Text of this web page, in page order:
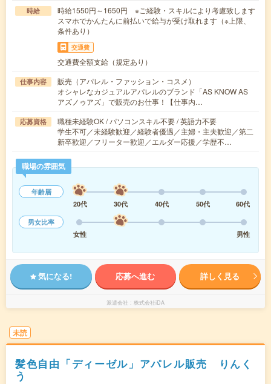
時給
時給1550円～1650円 ※ご経験・スキルにより考慮致します
スマホでかんたんに前払いで給与が受け取れます（※上限、
条件あり）
交通費
交通費全額支給（規定あり）
仕事内容
販売（アパレル・ファッション・コスメ）
オシャレなカジュアルアパレルのブランド「AS KNOW AS
アズノゥアズ」で販売のお仕事！【仕事内…
応募資格
職種未経験OK / パソコンスキル不要 / 英語力不要
学生不可／未経験歓迎／経験者優遇／主婦・主夫歓迎／第二
新卒歓迎／フリーター歓迎／エルダー応援／学歴不…
職場の雰囲気
年齢層
20代
30代 40代 50代
60代
男女比率
女性
男性
気になる! 応募へ進む 詳しく見る
派遣会社 株式会社iDA
未読
髪色自由「ディーゼル」アパレル販売 りんく
う